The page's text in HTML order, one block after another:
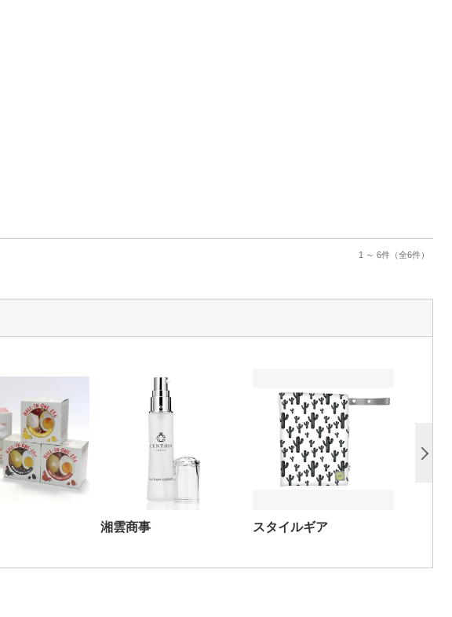
1 ～ 6件 （全6件）
湘雲商事 スタイルギア